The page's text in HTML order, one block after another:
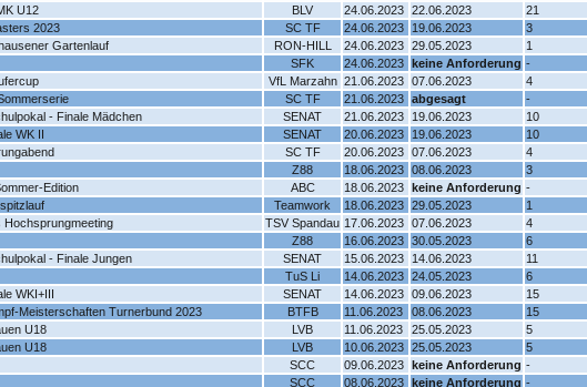
U12
BLV 24.06.2023 22.06.2023
21
2023
SC TF 24.06.2023 19.06.2023
3
Gartenlauf
RON-HILL 24.06.2023 29.05.2023
1
SFK 24.06.2023 keine Anforderung -
VfL Marzahn 21.06.2023 07.06.2023
4
SC TF 21.06.2023 abgesagt
-
- Finale Mädchen
SENAT 21.06.2023 19.06.2023
10
WK II
SENAT 20.06.2023 19.06.2023
10
SC TF 20.06.2023 07.06.2023
4
Z88 18.06.2023 08.06.2023
3
Edition
ABC 18.06.2023 keine Anforderung -
Teamwork 18.06.2023 29.05.2023
1
Hochsprungmeeting
TSV Spandau 17.06.2023 07.06.2023
4
Z88 16.06.2023 30.05.2023
6
- Finale Jungen
SENAT 15.06.2023 14.06.2023
11
TuS Li 14.06.2023 24.05.2023
6
WKI+III
SENAT 14.06.2023 09.06.2023
15
Meisterschaften Turnerbund 2023
BTFB 11.06.2023 08.06.2023
15
U18
LVB 11.06.2023 25.05.2023
5
U18
LVB 10.06.2023 25.05.2023
5
SCC 09.06.2023 keine Anforderung -
SCC 08.06.2023 keine Anforderung -